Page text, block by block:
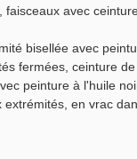
faisceaux avec
bisellée avec
fermées, ceinture de
peinture à l'huile
extrémités, en vrac